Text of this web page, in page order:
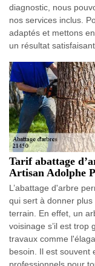
diagnostic, nous
nos services inclus.
adaptés et mettons
un résultat
Tarif abattage
Artisan Adolphe
L’abattage d'arbre
qui sert à donner
terrain. En effet, un
voisinage s’il est trop
travaux comme
besoin. Il est souvent
professionnels pour